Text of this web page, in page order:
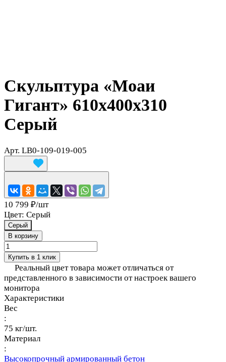
Скульптура «Моаи
Гигант» 610x400x310
Серый
Арт. LB0-109-019-005
10 799 ₽/шт
Цвет: Серый
Серый
В корзину
Купить в 1 клик
Реальный цвет товара может отличаться от
представленного в зависимости от настроек вашего
монитора
Характеристики
Вес
:
75 кг/шт.
Материал
:
Высокопрочный армированный бетон